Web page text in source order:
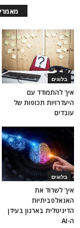
בלוגים
איך להתמודד עם
היעדרויות תכופות של
עובדים
בלוגים
איך לשרוד את
האנאלפביתיוּת
הדיגיטלית בארגון בעידן
ה-AI